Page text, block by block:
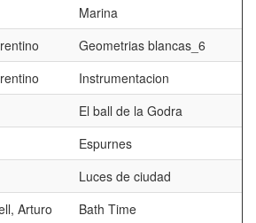
Marina
Geometrias blancas_6
Instrumentacion
El ball de la Godra
Espurnes
Luces de ciudad
Arturo
Bath Time